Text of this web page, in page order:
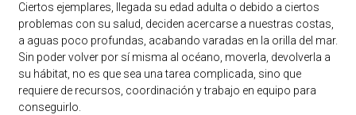
Ciertos ejemplares, llegada su edad adulta o debido a ciertos
problemas con su salud, deciden acercarse a nuestras costas,
a aguas poco profundas, acabando varadas en la orilla del mar.
Sin poder volver por sí misma al océano, moverla, devolverla a
su hábitat, no es que sea una tarea complicada, sino que
requiere de recursos, coordinación y trabajo en equipo para
conseguirlo.